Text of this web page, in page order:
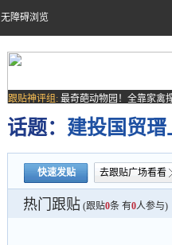
无障碍浏览
跟贴神评组: 最奇葩动物园！全靠家禽
场子
话题： 建投国贸
快速发贴 去跟贴广场看看
热门跟贴 (跟贴0条 有0人参与)